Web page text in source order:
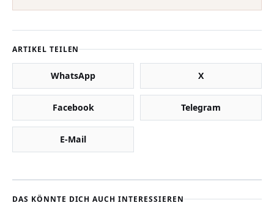
ARTIKEL TEILEN
WhatsApp X
Facebook Telegram
E-Mail
DAS KÖNNTE DICH AUCH INTERESSIEREN